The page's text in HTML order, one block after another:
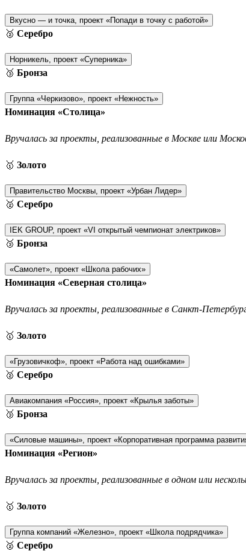
Вкусно — и точка, проект «Попади в точку с работой»
🥈 Серебро
Норникель, проект «Суперника»
🥉 Бронза
Группа «Черкизово», проект «Нежность»
Номинация «Столица»
Вручалась за проекты, реализованные в Москве или
🥇 Золото
Правительство Москвы, проект «Урбан Лидер»
🥈 Серебро
IEK GROUP, проект «VI открытый чемпионат электриков»
🥉 Бронза
«Самолет», проект «Школа рабочих»
Номинация «Северная столица»
Вручалась за проекты, реализованные в Санкт-
🥇 Золото
«Грузовичкоф», проект «Работа над ошибками»
🥈 Серебро
Авиакомпания «Россия», проект «Крылья заботы»
🥉 Бронза
«Силовые машины», проект «Корпоративная программа
Номинация «Регион»
Вручалась за проекты, реализованные в одном или
🥇 Золото
Группа компаний «Железно», проект «Школа подрядчика»
🥈 Серебро